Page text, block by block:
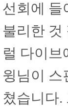
선회에 들
불리한 것
럴 다이브
윙님이 스
쳤습니다.